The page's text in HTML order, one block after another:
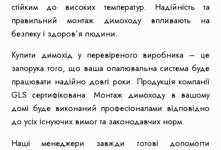
стійким до високих температур. Надійність та
правильний монтаж димоходу впливають на
безпеку і здоров’я людини.
Купити димохід у перевіреного виробника – це
запорука того, що ваша опалювальна система буде
працювати надійно довгі роки. Продукція компанії
GLS сертифікована. Монтаж димоходу в вашому
домі буде виконаний професіоналами відповідно
до усіх існуючих вимог та законодавчих норм.
Наші менеджери завжди готові допомогти